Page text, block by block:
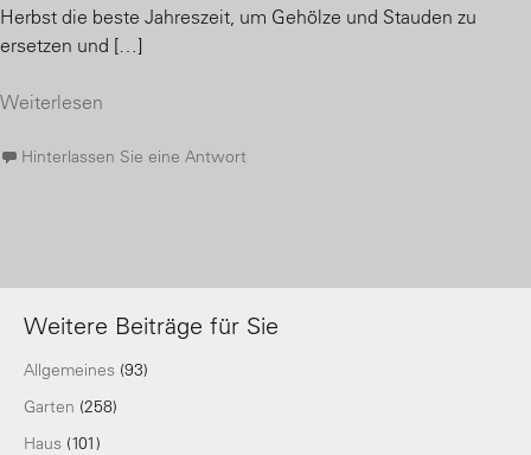
Herbst die beste Jahreszeit, um Gehölze und Stauden zu
ersetzen und […]
Weiterlesen
Hinterlassen Sie eine Antwort
Weitere Beiträge für Sie
Allgemeines (93)
Garten (258)
Haus (101)